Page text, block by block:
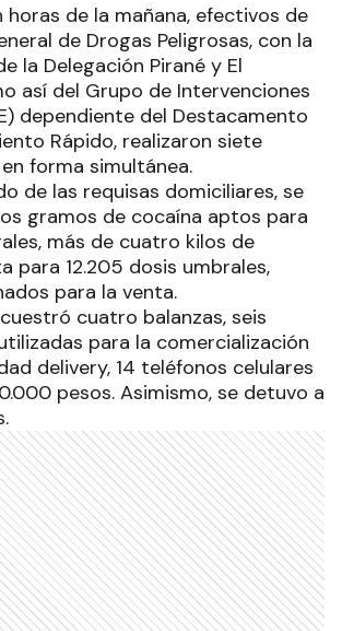
horas de la mañana, efectivos de
de Drogas Peligrosas, con la
la Delegación Pirané y El
así del Grupo de Intervenciones
dependiente del Destacamento
Rápido, realizaron siete
forma simultánea.
de las requisas domiciliares, se
gramos de cocaína aptos para
más de cuatro kilos de
para 12.205 dosis umbrales,
para la venta.
cuatro balanzas, seis
para la comercialización
delivery, 14 teléfonos celulares
pesos. Asimismo, se detuvo a